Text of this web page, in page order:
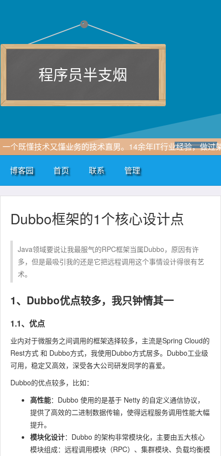
程序员半支烟
一个既懂技术又懂业务的技术直男。14余年IT行业经验，做过
wetchat：yclxiao
博客园 首页 联系 管理
Dubbo框架的1个核心设计点
Java领域要说让我最服气的RPC框架当属Dubbo，原因有许
多，但是最吸引我的还是它把远程调用这个事情设计得很有艺
术。
1、Dubbo优点较多，我只钟情其一
1.1、优点
业内对于微服务之间调用的框架选择较多，主流是Spring Cloud的
Rest方式 和 Dubbo方式，我使用Dubbo方式居多。Dubbo工业级
可用，稳定又高效，深受各大公司研发同学的喜爱。
Dubbo的优点较多，比如：
高性能：Dubbo 使用的是基于 Netty 的自定义通信协议，
提供了高效的二进制数据传输，使得远程服务调用性能大幅
提升。
模块化设计：Dubbo 的架构非常模块化，主要由五大核心
模块组成：远程调用模块（RPC）、集群模块、负载均衡模